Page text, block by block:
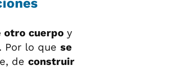
otro cuerpo y
Por lo que se
de construir